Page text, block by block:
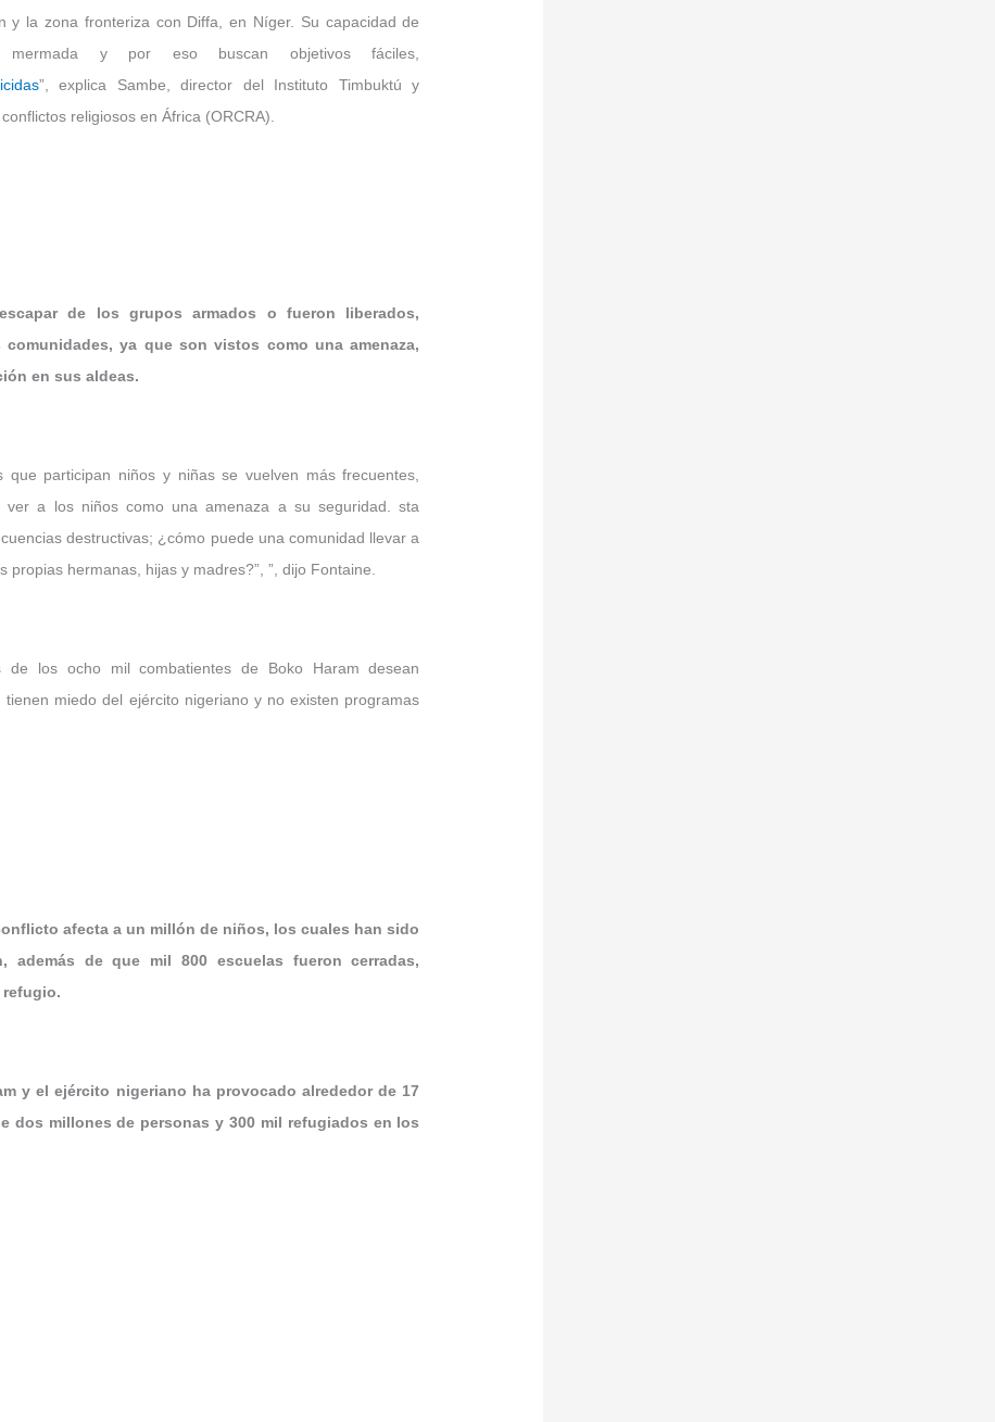
y la zona fronteriza con Diffa, en Níger. Su capacidad de
y por eso buscan objetivos fáciles,
”, explica Sambe, director del Instituto Timbuktú y
religiosos en África (ORCRA).
de los grupos armados o fueron liberados,
ya que son vistos como una amenaza,
en sus aldeas.
participan niños y niñas se vuelven más frecuentes,
ver a los niños como una amenaza a su seguridad. sta
destructivas; ¿cómo puede una comunidad llevar a
hermanas, hijas y madres?”, ”, dijo Fontaine.
los ocho mil combatientes de Boko Haram desean
miedo del ejército nigeriano y no existen programas
afecta a un millón de niños, los cuales han sido
además de que mil 800 escuelas fueron cerradas,
y el ejército nigeriano ha provocado alrededor de 17
dos millones de personas y 300 mil refugiados en los